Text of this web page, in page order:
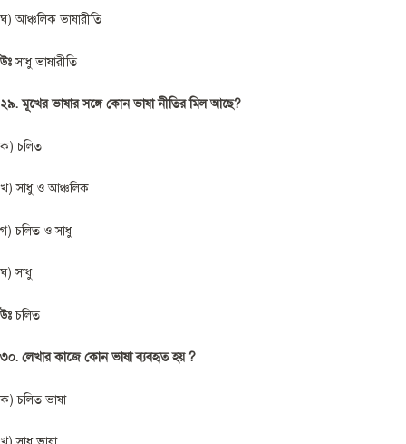
ঘ) আঞ্চলিক ভাষারীতি
উঃসাধু ভাষারীতি
২৯. মূখের ভাষার সঙ্গে কোন ভাষা নীতির মিল আছে?
ক) চলিত
খ) সাধু ও আঞ্চলিক
গ) চলিত ও সাধু
ঘ) সাধু
উঃচলিত
৩০. লেখার কাজে কোন ভাষা ব্যবহৃত হয় ?
ক) চলিত ভাষা